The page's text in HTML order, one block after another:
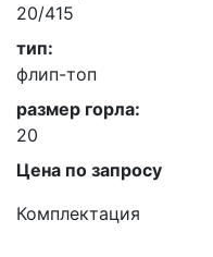
20/415
тип:
флип-топ
размер горла:
20
Цена по запросу
Комплектация